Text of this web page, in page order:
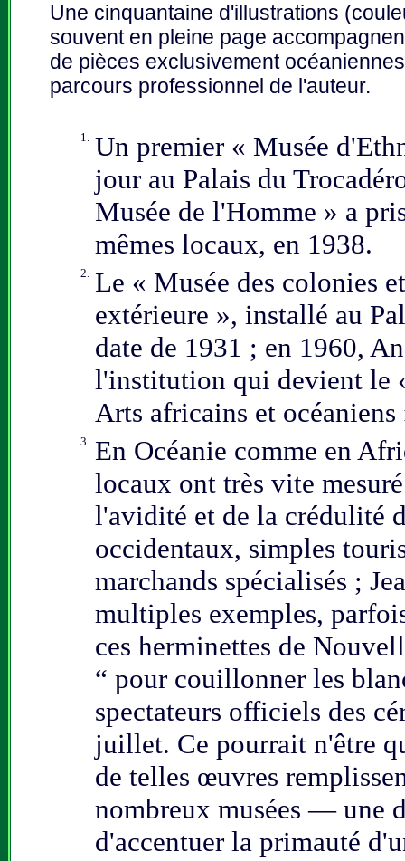
Une cinquantaine d'illustrations
souvent en pleine page
de pièces exclusivement
parcours professionnel de l'auteur.
1. Un premier « Musée
jour au Palais du
Musée de l'Homme » a
mêmes locaux, en 1938.
2. Le « Musée des colonies
extérieure », installé au
date de 1931 ; en 1960,
l'institution qui devient le
Arts africains et océaniens
3. En Océanie comme en
locaux ont très vite
l'avidité et de la crédulité
occidentaux, simples
marchands spécialisés ;
multiples exemples,
ces herminettes de
“ pour couillonner les
spectateurs officiels des
juillet. Ce pourrait n'être
de telles œuvres
nombreux musées — une
d'accentuer la primauté